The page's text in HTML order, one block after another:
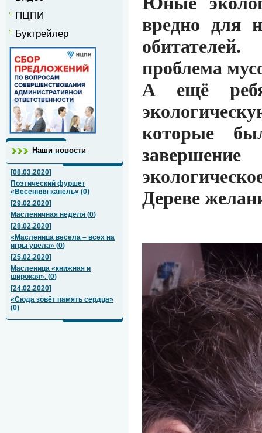
ПЦПИ
Буктрейлер
Наши новости
[08.03.2020]
Поэтический фуршет
«Весенняя капель» (0)
[29.02.2020]
Масленичная неделя (0)
[28.02.2020]
«Масленица весела – всех на
игры увела» (0)
[25.02.2020]
Масленица «книжная и
широкая». (0)
[24.02.2020]
«Сюда зовёт память сердца»
(0)
вредно для
проблема
А ещё
которые
Дереве